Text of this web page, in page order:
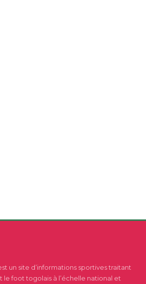
un site d’informations sportives traitant
le foot togolais à l’échelle national et